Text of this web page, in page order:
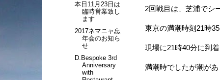
2回戦目は、芝浦でシ
東京の満潮時刻21時
現場に21時40分に到
満潮時でしたが潮が
本日11月23日は
臨時営業致し
ます
2017ネマニャ忘
年会のお知ら
せ
D.Bespoke 3rd
Anniversary
with